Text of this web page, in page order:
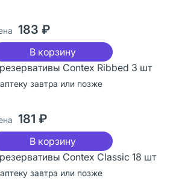
183 ₽
В корзину
Contex Ribbed 3 шт
завтра или позже
181 ₽
В корзину
Contex Classic 18 шт
завтра или позже